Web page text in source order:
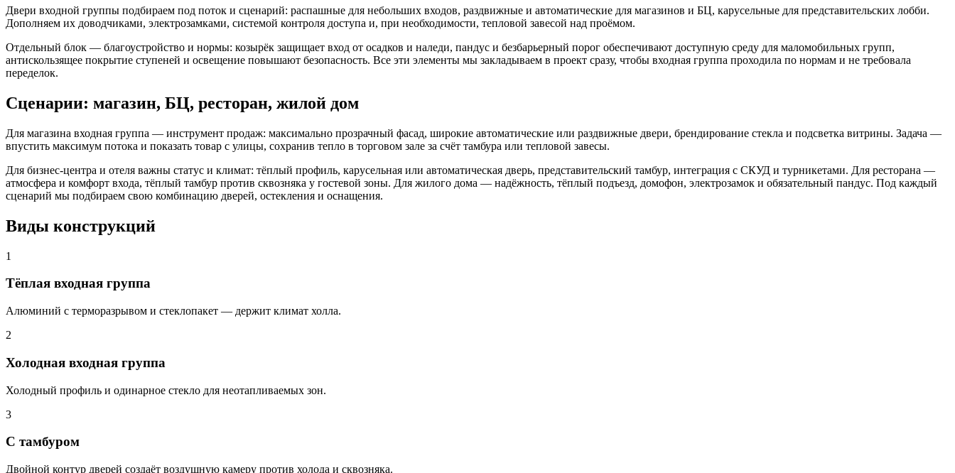
Двери входной группы подбираем под поток и сценарий: распашные для небольших входов, раздвижные и автоматические для магазинов и БЦ, карусельные для представительских лобби.
Дополняем их доводчиками, электрозамками, системой контроля доступа и, при необходимости, тепловой завесой над проёмом.
Отдельный блок — благоустройство и нормы: козырёк защищает вход от осадков и наледи, пандус и безбарьерный порог обеспечивают доступную среду для маломобильных групп,
антискользящее покрытие ступеней и освещение повышают безопасность. Все эти элементы мы закладываем в проект сразу, чтобы входная группа проходила по нормам и не требовала
переделок.
Сценарии: магазин, БЦ, ресторан, жилой дом
Для магазина входная группа — инструмент продаж: максимально прозрачный фасад, широкие автоматические или раздвижные двери, брендирование стекла и подсветка витрины. Задача —
впустить максимум потока и показать товар с улицы, сохранив тепло в торговом зале за счёт тамбура или тепловой завесы.
Для бизнес-центра и отеля важны статус и климат: тёплый профиль, карусельная или автоматическая дверь, представительский тамбур, интеграция с СКУД и турникетами. Для ресторана —
атмосфера и комфорт входа, тёплый тамбур против сквозняка у гостевой зоны. Для жилого дома — надёжность, тёплый подъезд, домофон, электрозамок и обязательный пандус. Под каждый
сценарий мы подбираем свою комбинацию дверей, остекления и оснащения.
Виды конструкций
1
Тёплая входная группа
Алюминий с терморазрывом и стеклопакет — держит климат холла.
2
Холодная входная группа
Холодный профиль и одинарное стекло для неотапливаемых зон.
3
С тамбуром
Двойной контур дверей создаёт воздушную камеру против холода и сквозняка.